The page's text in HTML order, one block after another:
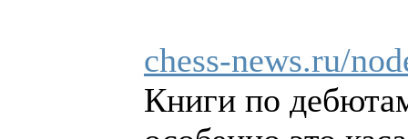
chess-news.ru/
Книги по